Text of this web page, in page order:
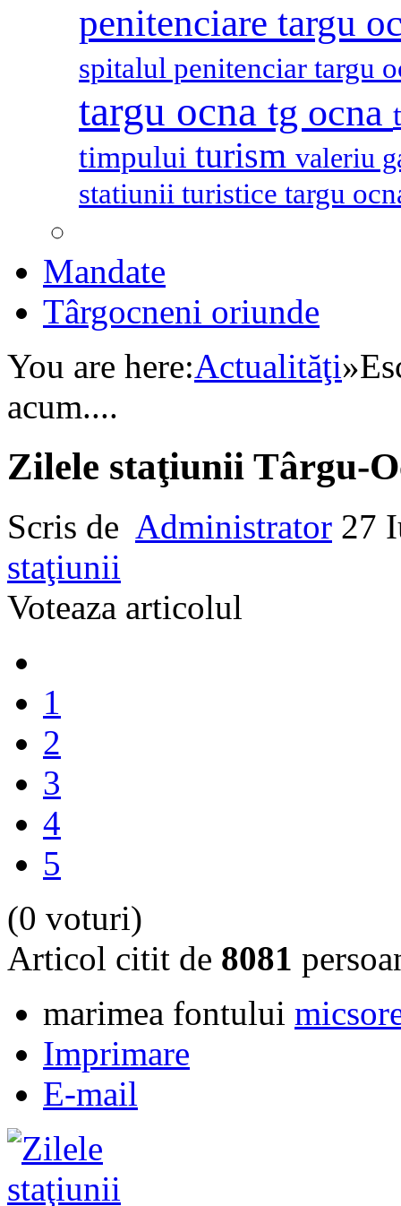
penitenciare targu
spitalul penitenciar targu
targu ocna tg ocna
timpului turism valeriu
statiunii turistice targu
Mandate
Târgocneni oriunde
You are here:Actualităţi»
acum....
Zilele staţiunii Târgu-
Scris de Administrator 27
staţiunii
Voteaza articolul
1
2
3
4
5
(0 voturi)
Articol citit de 8081
marimea fontului
Imprimare
E-mail